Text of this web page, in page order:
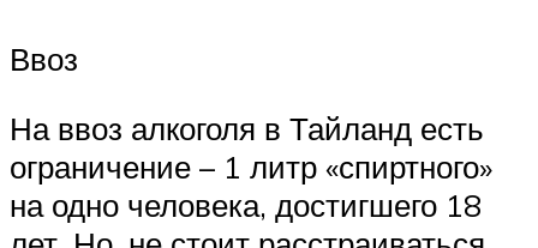
Ввоз
На ввоз алкоголя в Тайланд есть
ограничение – 1 литр «спиртного»
на одно человека, достигшего 18